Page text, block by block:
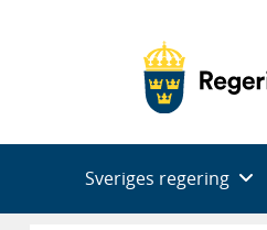
Sveriges regering